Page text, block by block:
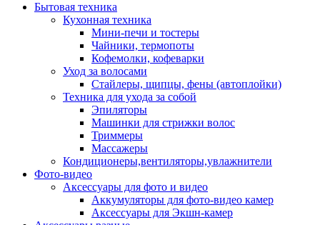
Бытовая техника
Кухонная техника
Мини-печи и тостеры
Чайники, термопоты
Кофемолки, кофеварки
Уход за волосами
Стайлеры, щипцы, фены (автоплойки)
Техника для ухода за собой
Эпиляторы
Машинки для стрижки волос
Триммеры
Массажеры
Кондиционеры,вентиляторы,увлажнители
Фото-видео
Аксессуары для фото и видео
Аккумуляторы для фото-видео камер
Аксессуары для Экшн-камер